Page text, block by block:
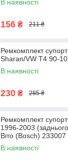
В наявності
156 ₴ 211 ₴
Ремкомплект
Sharan/VW T4 90-
В наявності
230 ₴ 285 ₴
Ремкомплект
1996-2003
Віто (Bosch) 233007
В наявності